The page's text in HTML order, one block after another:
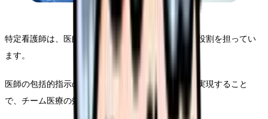
特定看護師は、医師と看護師の間を効率的につなぐ役割を担ってい
ます。
医師の包括的指示のもと、タイムリーな医療提供を実現すること
で、チーム医療の効率化に貢献します。